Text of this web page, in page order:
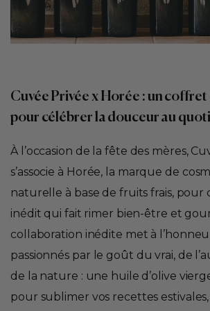
Cuvée Privée x Horée : un coffret
pour célébrer la douceur au
À l’occasion de la fête des mères,
s’associe à Horée, la marque de
naturelle à base de fruits frais,
inédit qui fait rimer bien-être et
collaboration inédite met à
passionnés par le goût du vrai, de
de la nature : une huile d’olive
pour sublimer vos recettes